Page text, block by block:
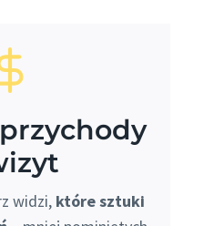
widzi, które sztuki